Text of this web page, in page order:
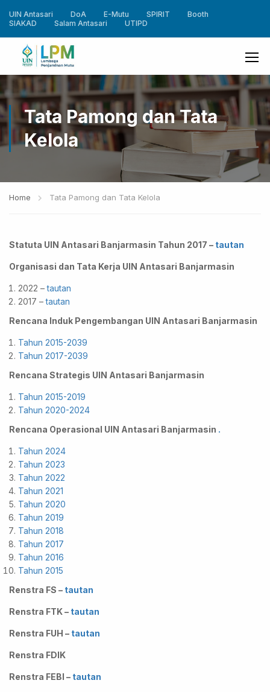
UIN Antasari DoA E-Mutu SPIRIT
Booth
SIAKAD
Salam Antasari UTIPD
Tata Pamong dan Tata
Kelola
Home Tata Pamong dan Tata Kelola
Statuta UIN Antasari Banjarmasin Tahun 2017 – tautan
Organisasi dan Tata Kerja UIN Antasari Banjarmasin
2022 –tautan
2017 –tautan
Rencana Induk Pengembangan UIN Antasari Banjarmasin
Tahun 2015-2039
Tahun 2017-2039
Rencana Strategis UIN Antasari Banjarmasin
Tahun 2015-2019
Tahun 2020-2024
Rencana Operasional UIN Antasari Banjarmasin .
Tahun 2024
Tahun 2023
Tahun 2022
Tahun 2021
Tahun 2020
Tahun 2019
Tahun 2018
Tahun 2017
Tahun 2016
Tahun 2015
Renstra FS – tautan
Renstra FTK – tautan
Renstra FUH – tautan
Renstra FDIK
Renstra FEBI – tautan